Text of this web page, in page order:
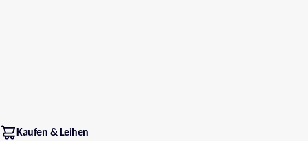
Kaufen & Leihen